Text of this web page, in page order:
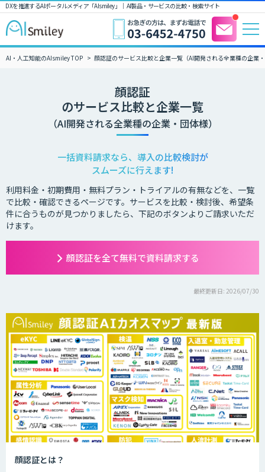
DXを推進するAIポータルメディア「AIsmiley」｜ AI製品・サービスの比較・検索サイト
AI・人工知能のAIsmiley TOP 顔認証のサービス比較と企業一覧（AI開発される全業種の企業
顔認証
のサービス比較と企業一覧
（AI開発される全業種の企業・団体様）
一括資料請求なら、導入の比較検討が
スムーズに行えます!
利用料金・初期費用・無料プラン・トライアルの有無などを、一覧
で比較・確認できるページです。サービスを比較・検討後、希望条
件に合うものが見つかりましたら、下記のボタンよりご請求いただ
けます。
顔認証を全て無料で資料請求する
最終更新日: 2026/07/30
顔認証とは？